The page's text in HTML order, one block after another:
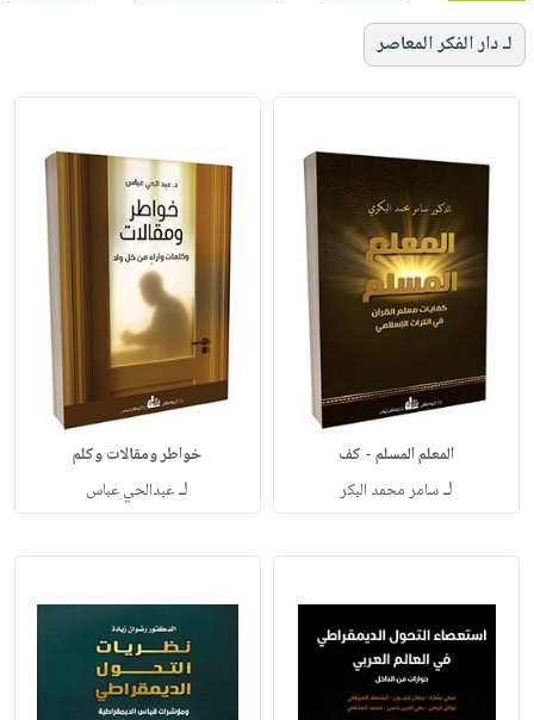
لـ دار الفكر المعاصر
المعلم المسلم - كف
لـسامر محمد البكر
خواطر ومقالات وكلم
لـعبدالحي عباس